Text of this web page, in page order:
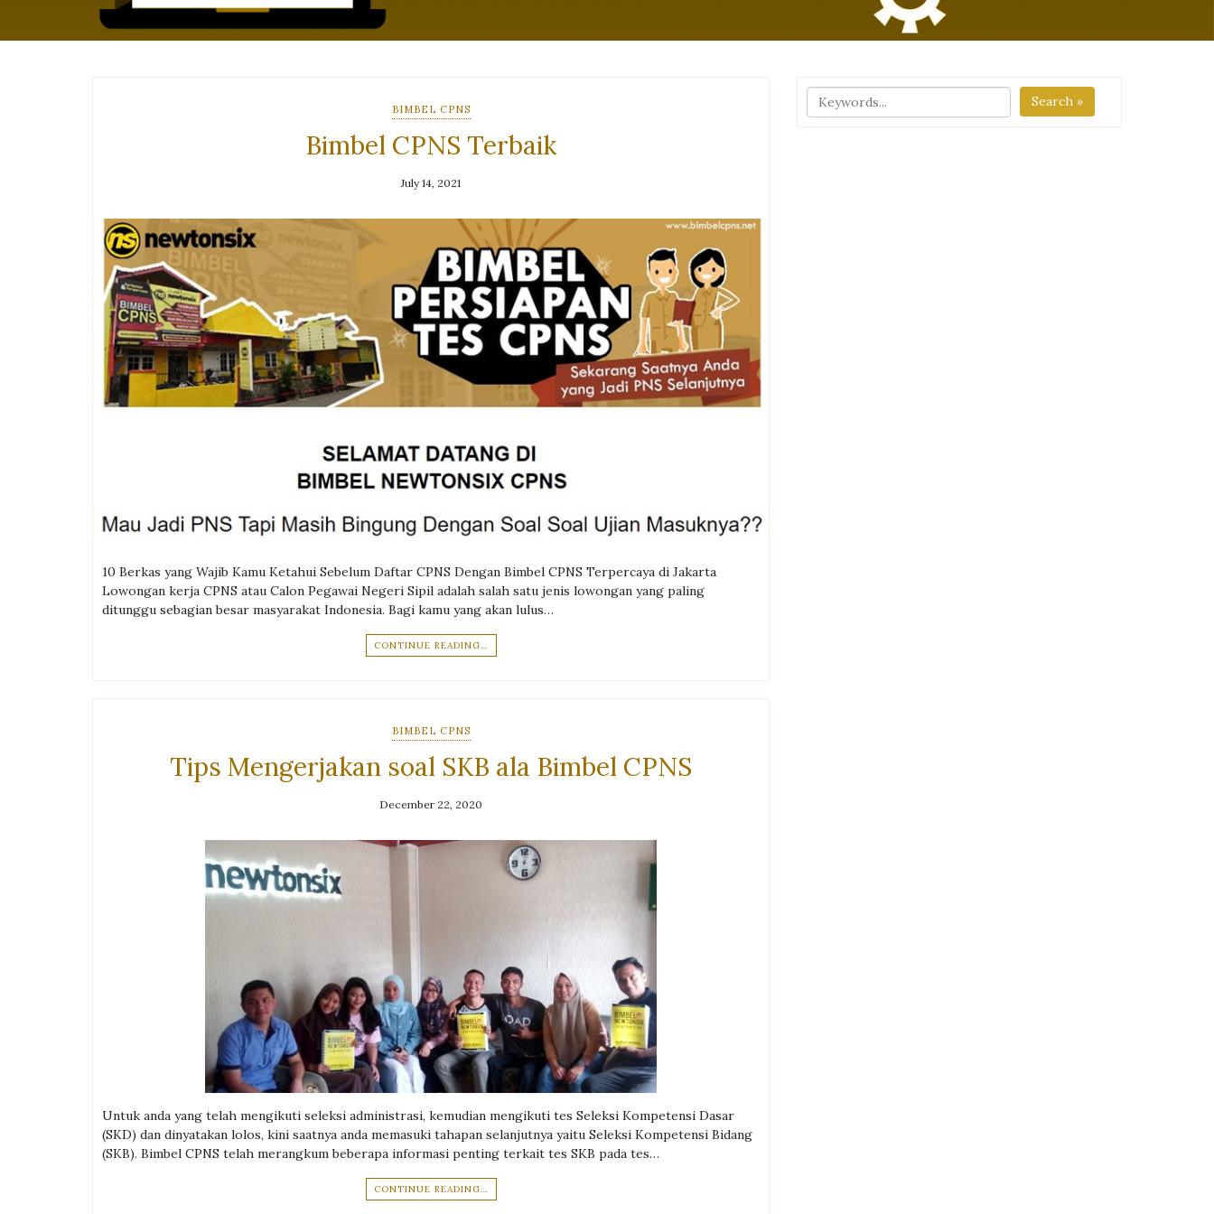
BIMBEL CPNS
Bimbel CPNS Terbaik
July 14, 2021
10 Berkas yang Wajib Kamu Ketahui Sebelum Daftar CPNS Dengan Bimbel CPNS Terpercaya di Jakarta
Lowongan kerja CPNS atau Calon Pegawai Negeri Sipil adalah salah satu jenis lowongan yang paling
ditunggu sebagian besar masyarakat Indonesia. Bagi kamu yang akan lulus…
CONTINUE READING…
BIMBEL CPNS
Tips Mengerjakan soal SKB ala Bimbel CPNS
December 22, 2020
Untuk anda yang telah mengikuti seleksi administrasi, kemudian mengikuti tes Seleksi Kompetensi Dasar
(SKD) dan dinyatakan lolos, kini saatnya anda memasuki tahapan selanjutnya yaitu Seleksi Kompetensi Bidang
(SKB). Bimbel CPNS telah merangkum beberapa informasi penting terkait tes SKB pada tes…
CONTINUE READING…
Search »